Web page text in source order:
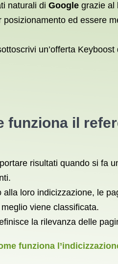
naturali di Google grazie al
posizionamento ed essere
un’offerta
funziona il
risultati quando si fa
alla loro indicizzazione, le
viene classificata.
la rilevanza delle
funziona